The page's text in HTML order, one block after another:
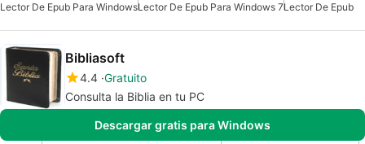
Lector De Epub Para WindowsLector De Epub Para Windows 7Lector De Epub
Bibliasoft
4.4 Gratuito
Consulta la Biblia en tu PC
Descargar gratis para Windows